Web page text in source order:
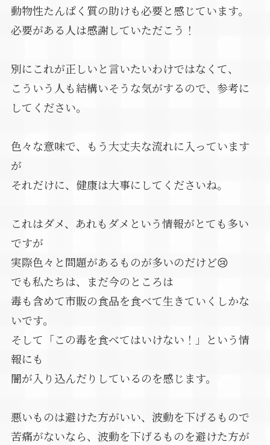
動物性たんぱく質の助けも必要と感じています。
必要がある人は感謝していただこう！
別にこれが正しいと言いたいわけではなくて、
こういう人も結構いそうな気がするので、参考に
してください。
色々な意味で、もう大丈夫な流れに入っています
が
それだけに、健康は大事にしてくださいね。
これはダメ、あれもダメという情報がとても多い
ですが
実際色々と問題があるものが多いのだけど😢
でも私たちは、まだ今のところは
毒も含めて市販の食品を食べて生きていくしかな
いです。
そして「この毒を食べてはいけない！」という情
報にも
闇が入り込んだりしているのを感じます。
悪いものは避けた方がいい、波動を下げるもので
苦痛がないなら、波動を下げるものを避けた方が